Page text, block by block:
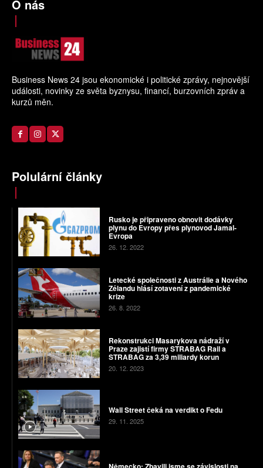
O nás
Business News 24 jsou ekonomické i politické zprávy, nejnovější
události, novinky ze světa byznysu, financí, burzovních zpráv a
kurzů měn.
Polulární články
Rusko je připraveno obnovit dodávky
plynu do Evropy přes plynovod Jamal-
Evropa
26. 12. 2022
Letecké společnosti z Austrálie a Nového
Zélandu hlásí zotavení z pandemické
krize
26. 8. 2022
Rekonstrukci Masarykova nádraží v
Praze zajistí firmy STRABAG Rail a
STRABAG za 3,39 miliardy korun
20. 12. 2023
Wall Street čeká na verdikt o Fedu
29. 11. 2025